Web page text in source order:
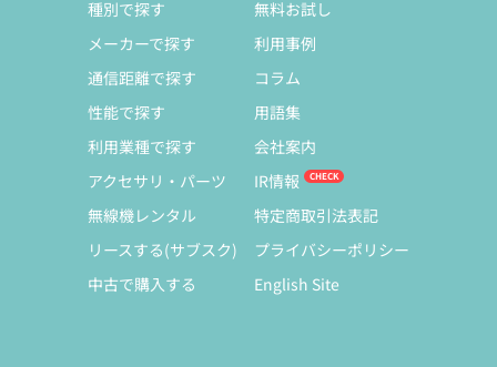
種別で探す
メーカーで探す
通信距離で探す
性能で探す
利用業種で探す
アクセサリ・パーツ
無線機レンタル
リースする(サブスク)
中古で購入する
無料お試し
利用事例
コラム
用語集
会社案内
IR情報
特定商取引法表記
プライバシーポリシー
English Site